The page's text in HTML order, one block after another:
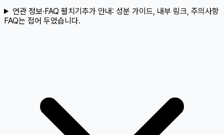
연관 정보·FAQ 펼치기추가 안내: 성분 가이드, 내부 링크, 주의사항
FAQ는 접어 두었습니다.